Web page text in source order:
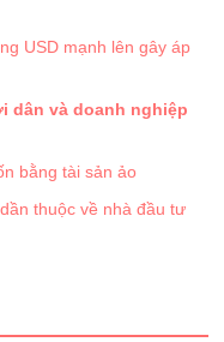
USD mạnh lên gây áp
dân và doanh nghiệp
bằng tài sản ảo
thuộc về nhà đầu tư